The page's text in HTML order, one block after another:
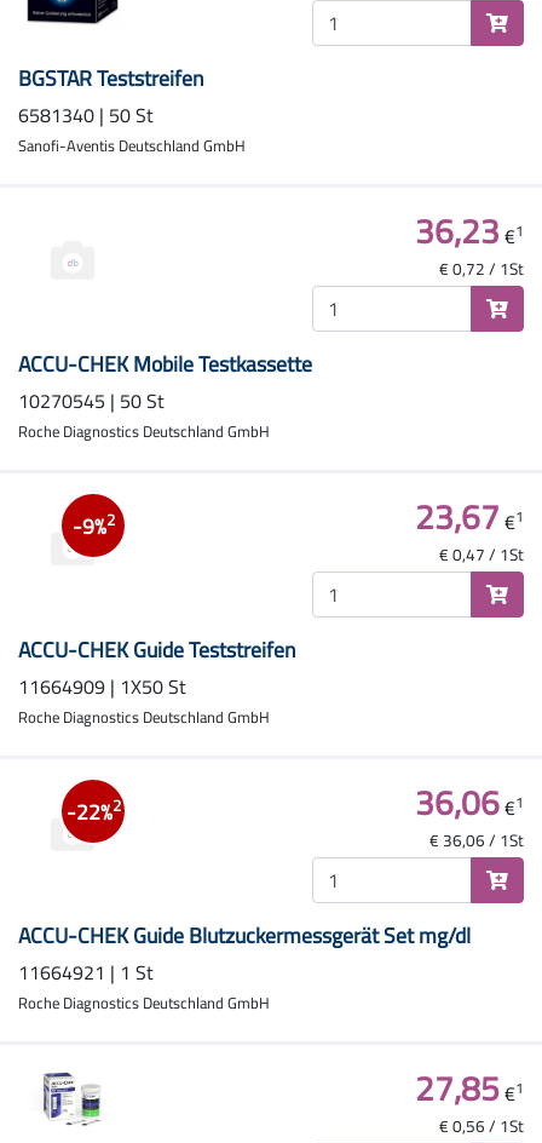
BGSTAR Teststreifen
6581340 | 50 St
Sanofi-Aventis Deutschland GmbH
ACCU-CHEK Mobile Testkassette
10270545 | 50 St
Roche Diagnostics Deutschland GmbH
36,23€1
€ 0,72 / 1St
-9%2
ACCU-CHEK Guide Teststreifen
11664909 | 1X50 St
Roche Diagnostics Deutschland GmbH
23,67€1
€ 0,47 / 1St
-22%2
ACCU-CHEK Guide Blutzuckermessgerät Set mg/dl
11664921 | 1 St
Roche Diagnostics Deutschland GmbH
36,06€1
€ 36,06 / 1St
27,85€1
€ 0,56 / 1St